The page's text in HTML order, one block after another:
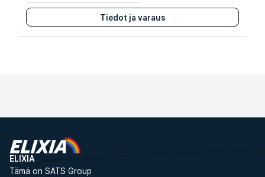
Tiedot ja varaus
Ei-jäsenten hinta
ELIXIA
Tämä on SATS Group